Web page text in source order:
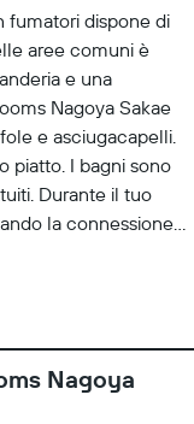
fumatori dispone di
aree comuni è
e una
Nagoya Sakae
e asciugacapelli.
piatto. I bagni sono
Durante il tuo
la connessione
I servizi ricreativi
gratuite.
Nagoya